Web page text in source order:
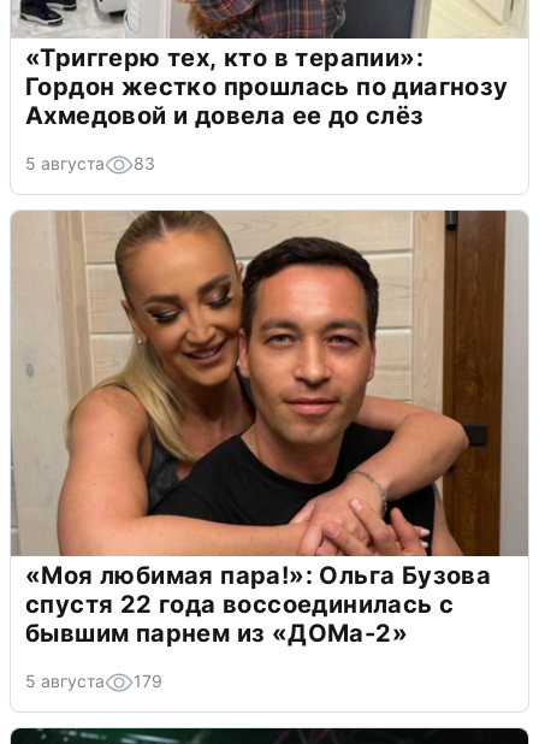
«Триггерю тех, кто в терапии»:
Гордон жестко прошлась по диагнозу
Ахмедовой и довела ее до слёз
5 августа 83
«Моя любимая пара!»: Ольга Бузова
спустя 22 года воссоединилась с
бывшим парнем из «ДОМа-2»
5 августа 179